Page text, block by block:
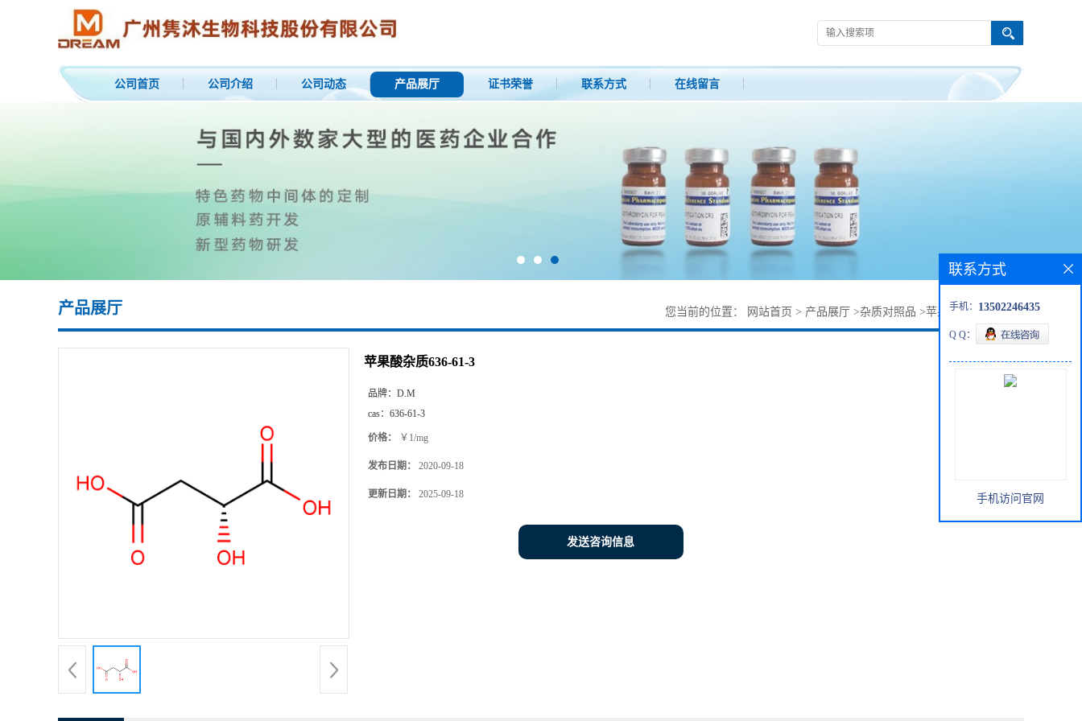
公司首页 公司介绍 公司动态 产品展厅 证书荣誉 联系方式 在线留言
产品展厅 您当前的位置： 网站首页 > 产品展厅 >杂质对照品 >苹果酸杂质636-61-3
苹果酸杂质636-61-3
品牌： D.M
cas： 636-61-3
价格： ￥1/mg
发布日期： 2020-09-18
更新日期： 2025-09-18
发送咨询信息
联系方式
手机： 13502246435
Q Q：
手机访问官网